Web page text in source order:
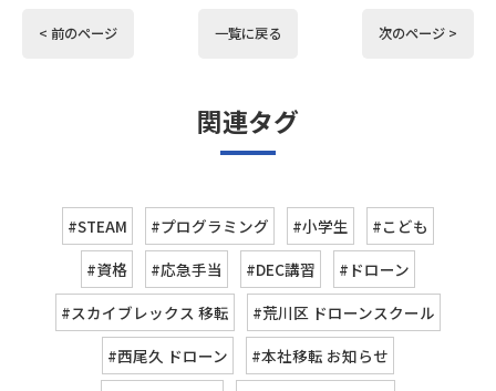
< 前のページ 一覧に戻る 次のページ >
関連タグ
#STEAM #プログラミング #小学生
#こども
#資格
#応急手当 #DEC講習
#ドローン
#スカイブレックス 移転
#荒川区 ドローンスクール
#西尾久 ドローン
#本社移転 お知らせ